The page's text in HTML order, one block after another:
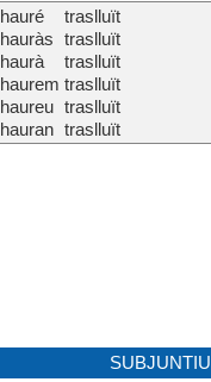
hauré
hauràs
haurà
haurem
haureu
hauran
traslluït
traslluït
traslluït
traslluït
traslluït
traslluït
SUBJUNTIU